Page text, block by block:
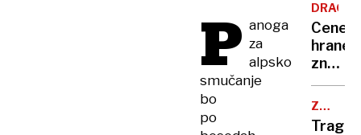
P anoga
za
alpsko
smučanje
bo
po
javile
priče
sina:
so,
kdo
sem,
ker
so
Cene
hrane
znova
vlada
temu
S